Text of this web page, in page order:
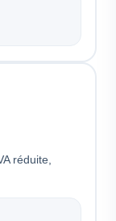
réduite,